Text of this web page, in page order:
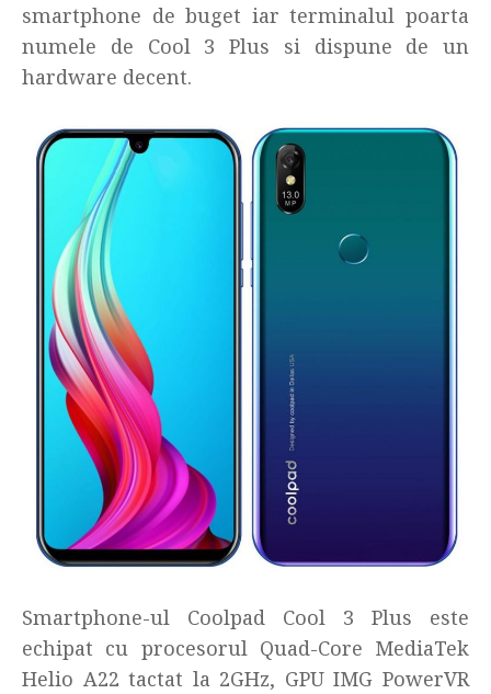
smartphone de buget iar terminalul poarta
numele de Cool 3 Plus si dispune de un
hardware decent.
Smartphone-ul Coolpad Cool 3 Plus este
echipat cu procesorul Quad-Core MediaTek
Helio A22 tactat la 2GHz, GPU IMG PowerVR